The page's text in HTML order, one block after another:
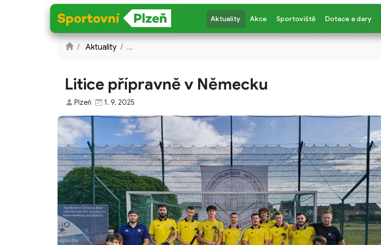
Aktuality Akce Sportoviště Dotace a dary
Aktuality ...
Litice přípravně v Německu
Plzeň 1. 9. 2025